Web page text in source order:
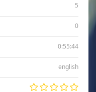
5
0
0:55:44
english